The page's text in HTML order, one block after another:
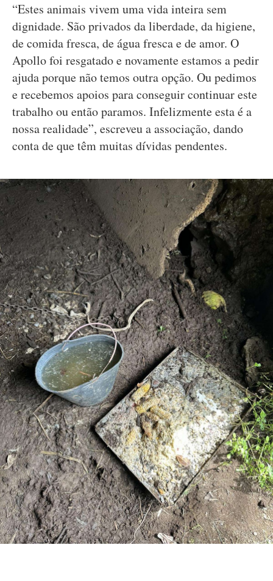
“Estes animais vivem uma vida inteira sem
dignidade. São privados da liberdade, da higiene,
de comida fresca, de água fresca e de amor. O
Apollo foi resgatado e novamente estamos a pedir
ajuda porque não temos outra opção. Ou pedimos
e recebemos apoios para conseguir continuar este
trabalho ou então paramos. Infelizmente esta é a
nossa realidade”, escreveu a associação, dando
conta de que têm muitas dívidas pendentes.